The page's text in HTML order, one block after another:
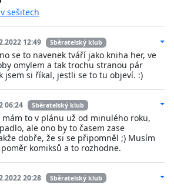
sešitech
12:49 Sběratelský klub
se to navenek tváří jako kniha her, ve
omylem a tak trochu stranou pár
jsem si říkal, jestli se to tu objeví. :)
06:24 Sběratelský klub
mám to v plánu už od minulého roku,
ale ono by to časem zase
dobře, že si se připomněl ;) Musím
komiksů a to rozhodne.
20:28 Sběratelský klub